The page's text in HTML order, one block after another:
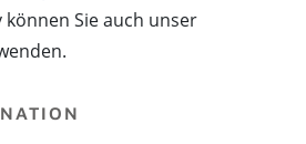
Sie auch unser